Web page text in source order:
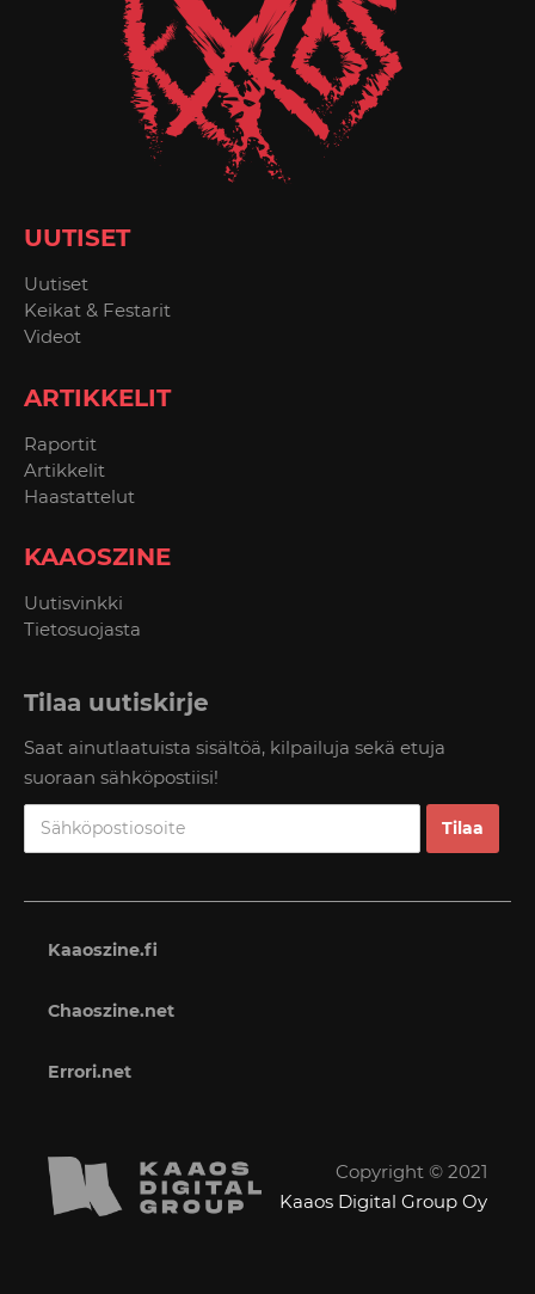
UUTISET
Uutiset
Keikat & Festarit
Videot
ARTIKKELIT
Raportit
Artikkelit
Haastattelut
KAAOSZINE
Uutisvinkki
Tietosuojasta
Tilaa uutiskirje
Saat ainutlaatuista sisältöä, kilpailuja sekä etuja
suoraan sähköpostiisi!
Kaaoszine.fi
Chaoszine.net
Errori.net
Copyright © 2021
Kaaos Digital Group Oy